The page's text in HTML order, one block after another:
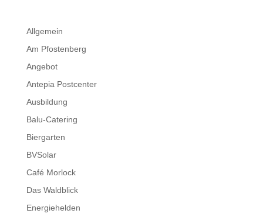
Allgemein
Am Pfostenberg
Angebot
Antepia Postcenter
Ausbildung
Balu-Catering
Biergarten
BVSolar
Café Morlock
Das Waldblick
Energiehelden